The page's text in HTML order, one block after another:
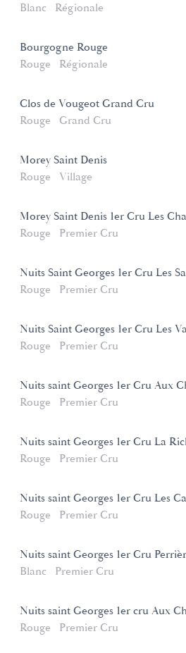
Blanc
Régionale
Bourgogne Rouge
Rouge
Régionale
Clos de Vougeot Grand Cru
Rouge
Grand Cru
Morey Saint Denis
Rouge
Village
Morey Saint Denis 1er Cru Les
Rouge
Premier Cru
Nuits Saint Georges 1er Cru Les
Rouge
Premier Cru
Nuits Saint Georges 1er Cru Les
Rouge
Premier Cru
Nuits saint Georges 1er Cru Aux
Rouge
Premier Cru
Nuits saint Georges 1er Cru La
Rouge
Premier Cru
Nuits saint Georges 1er Cru Les
Rouge
Premier Cru
Nuits saint Georges 1er Cru
Blanc
Premier Cru
Nuits saint Georges 1er cru Aux
Rouge
Premier Cru